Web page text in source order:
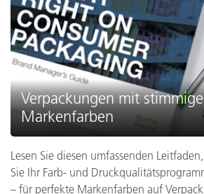
Verpackungen mit
Markenfarben
Lesen Sie diesen umfassenden
Sie Ihr Farb- und
– für perfekte Markenfarben auf